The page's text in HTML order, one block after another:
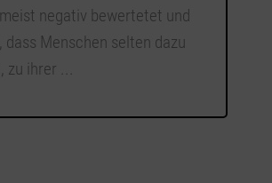
negativ bewertetet und
dass Menschen selten dazu
zu ihrer ...